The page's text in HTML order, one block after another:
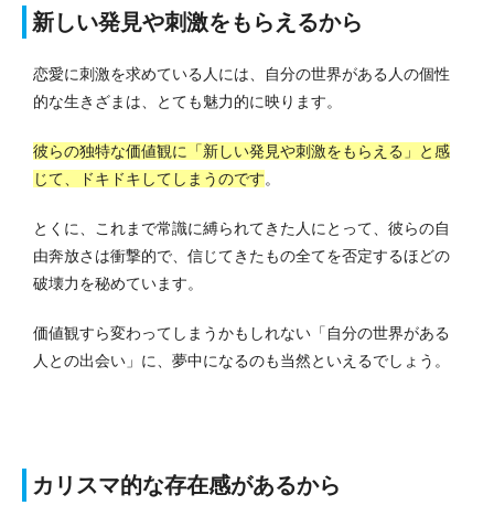
新しい発見や刺激をもらえるから
恋愛に刺激を求めている人には、自分の世界がある人の個性
的な生きざまは、とても魅力的に映ります。
彼らの独特な価値観に「新しい発見や刺激をもらえる」と感
じて、ドキドキしてしまうのです。
とくに、これまで常識に縛られてきた人にとって、彼らの自
由奔放さは衝撃的で、信じてきたもの全てを否定するほどの
破壊力を秘めています。
価値観すら変わってしまうかもしれない「自分の世界がある
人との出会い」に、夢中になるのも当然といえるでしょう。
カリスマ的な存在感があるから